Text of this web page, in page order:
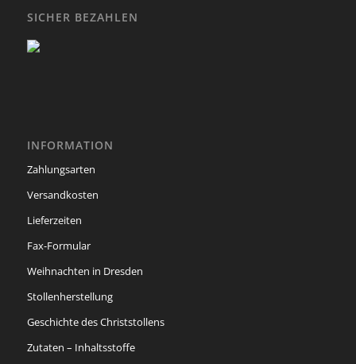
SICHER BEZAHLEN
INFORMATION
Zahlungsarten
Versandkosten
Lieferzeiten
Fax-Formular
Weihnachten in Dresden
Stollenherstellung
Geschichte des Christstollens
Zutaten – Inhaltsstoffe